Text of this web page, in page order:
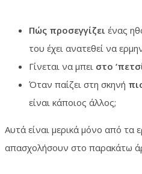
Πώς προσεγγίζει ένας
του έχει ανατεθεί να
Γίνεται να μπει στο
Όταν παίζει στη σκηνή
είναι κάποιος άλλος;
Αυτά είναι μερικά μόνο από τα
απασχολήσουν στο παρακάτω